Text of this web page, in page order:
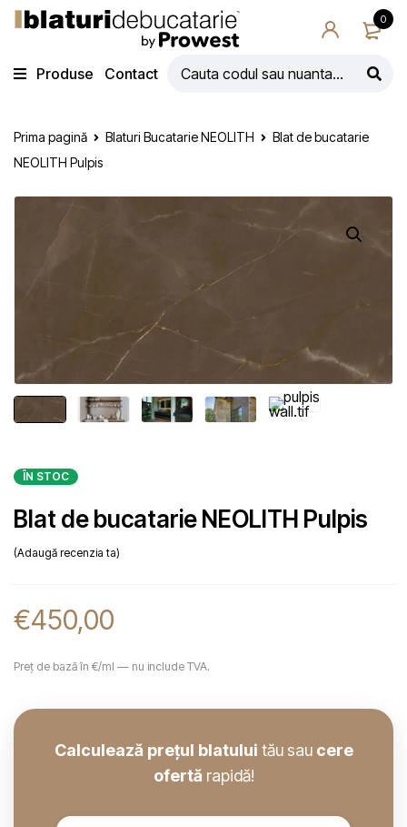
0
Produse Contact
Prima pagină Blaturi Bucatarie NEOLITH
Blat de bucatarie
NEOLITH Pulpis
ÎN STOC
Blat de bucatarie NEOLITH Pulpis
Adaugă recenzia ta
€450,00
Preț de bază în €/ml — nu include TVA.
Calculează prețul blatului tău sau cere
ofertă rapidă!